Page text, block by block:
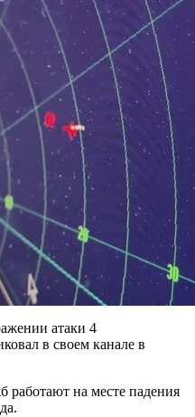
атаки 4
в своем канале в
работают на месте падения